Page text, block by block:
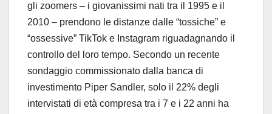
gli zoomers – i giovanissimi nati tra il 1995 e il
2010 – prendono le distanze dalle “tossiche” e
“ossessive” TikTok e Instagram riguadagnando il
controllo del loro tempo. Secondo un recente
sondaggio commissionato dalla banca di
investimento Piper Sandler, solo il 22% degli
intervistati di età compresa tra i 7 e i 22 anni ha